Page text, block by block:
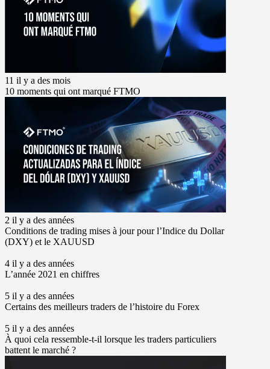
11 il y a des mois
10 moments qui ont marqué FTMO
2 il y a des années
Conditions de trading mises à jour pour l’Indice du Dollar
(DXY) et le XAUUSD
4 il y a des années
L’année 2021 en chiffres
5 il y a des années
Certains des meilleurs traders de l’histoire du Forex
5 il y a des années
À quoi cela ressemble-t-il lorsque les traders particuliers
battent le marché ?